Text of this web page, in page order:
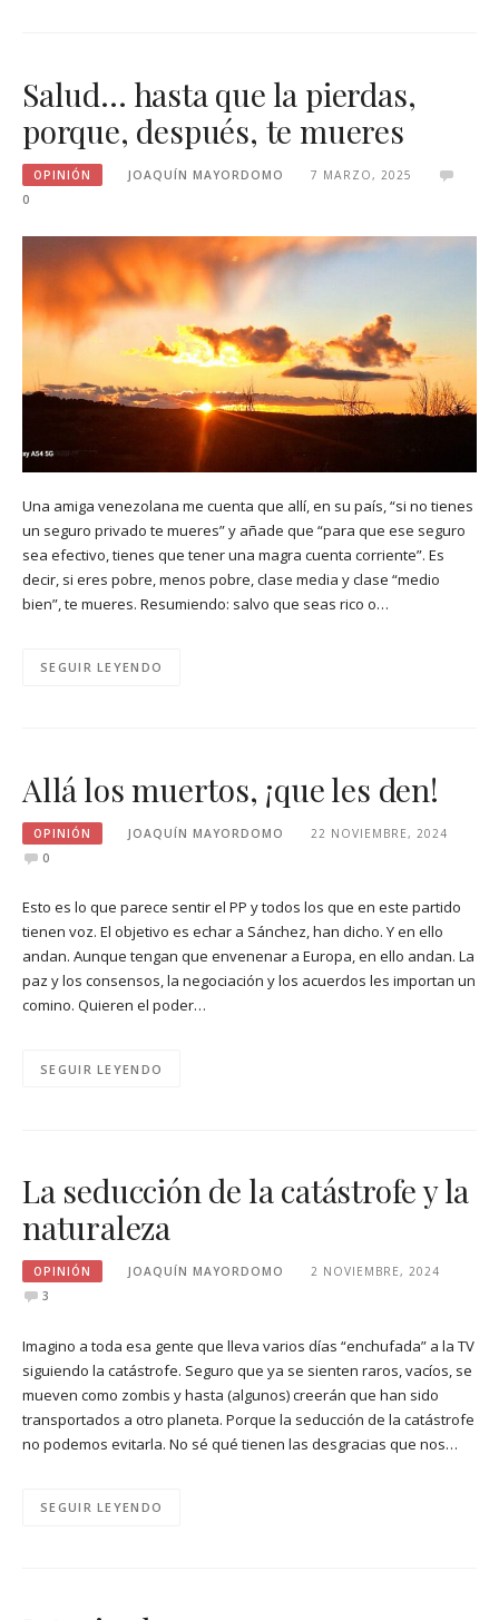
Salud… hasta que la pierdas,
porque, después, te mueres
OPINIÓN JOAQUÍN MAYORDOMO
7 MARZO, 2025
0
Una amiga venezolana me cuenta que allí, en su país, “si no tienes
un seguro privado te mueres” y añade que “para que ese seguro
sea efectivo, tienes que tener una magra cuenta corriente”. Es
decir, si eres pobre, menos pobre, clase media y clase “medio
bien”, te mueres. Resumiendo: salvo que seas rico o…
SEGUIR LEYENDO
Allá los muertos, ¡que les den!
OPINIÓN JOAQUÍN MAYORDOMO
22 NOVIEMBRE, 2024
0
Esto es lo que parece sentir el PP y todos los que en este partido
tienen voz. El objetivo es echar a Sánchez, han dicho. Y en ello
andan. Aunque tengan que envenenar a Europa, en ello andan. La
paz y los consensos, la negociación y los acuerdos les importan un
comino. Quieren el poder…
SEGUIR LEYENDO
La seducción de la catástrofe y la
naturaleza
OPINIÓN JOAQUÍN MAYORDOMO
2 NOVIEMBRE, 2024
3
Imagino a toda esa gente que lleva varios días “enchufada” a la TV
siguiendo la catástrofe. Seguro que ya se sienten raros, vacíos, se
mueven como zombis y hasta (algunos) creerán que han sido
transportados a otro planeta. Porque la seducción de la catástrofe
no podemos evitarla. No sé qué tienen las desgracias que nos…
SEGUIR LEYENDO